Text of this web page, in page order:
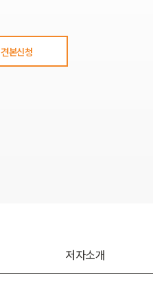
견본신청
저자소개